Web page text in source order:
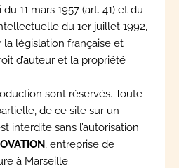
11 mars 1957 (art. 41) et du
du 1er juillet 1992,
législation française et
d’auteur et la propriété
sont réservés. Toute
de ce site sur un
interdite sans l’autorisation
, entreprise de
à Marseille.